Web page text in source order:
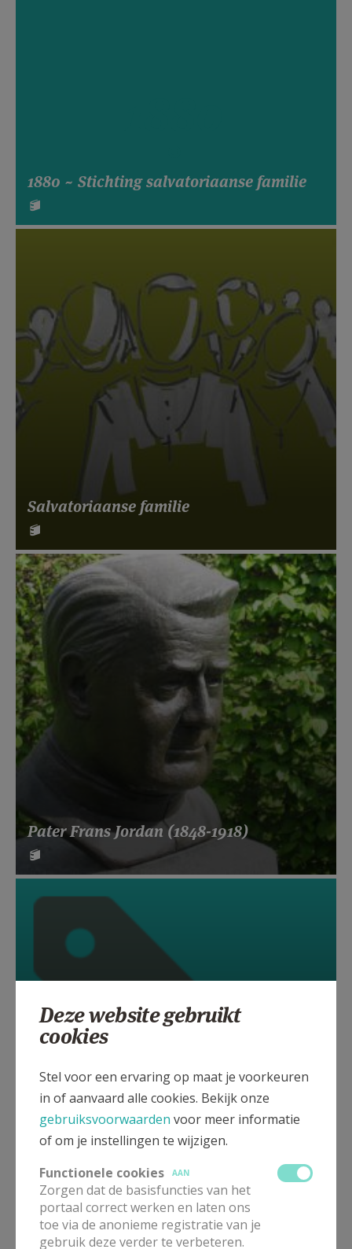
1880 ~ Stichting salvatoriaanse familie
Salvatoriaanse familie
Pater Frans Jordan (1848-1918)
Deze website gebruikt
cookies
Stel voor een ervaring op maat je voorkeuren
in of aanvaard alle cookies. Bekijk onze
gebruiksvoorwaarden voor meer informatie
of om je instellingen te wijzigen.
Functionele cookies
AAN
Zorgen dat de basisfuncties van het
portaal correct werken en laten ons
toe via de anonieme registratie van je
gebruik deze verder te verbeteren.